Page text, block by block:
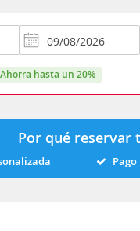
ahorra hasta un 20%
Por qué reservar
Pago